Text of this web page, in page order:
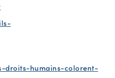
droits-humains-colorent-